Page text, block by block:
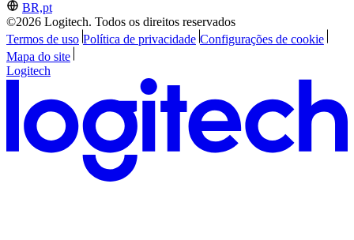
BR,pt
©2026 Logitech. Todos os direitos reservados
Termos de uso Política de privacidade Configurações de cookie
Mapa do site
Logitech